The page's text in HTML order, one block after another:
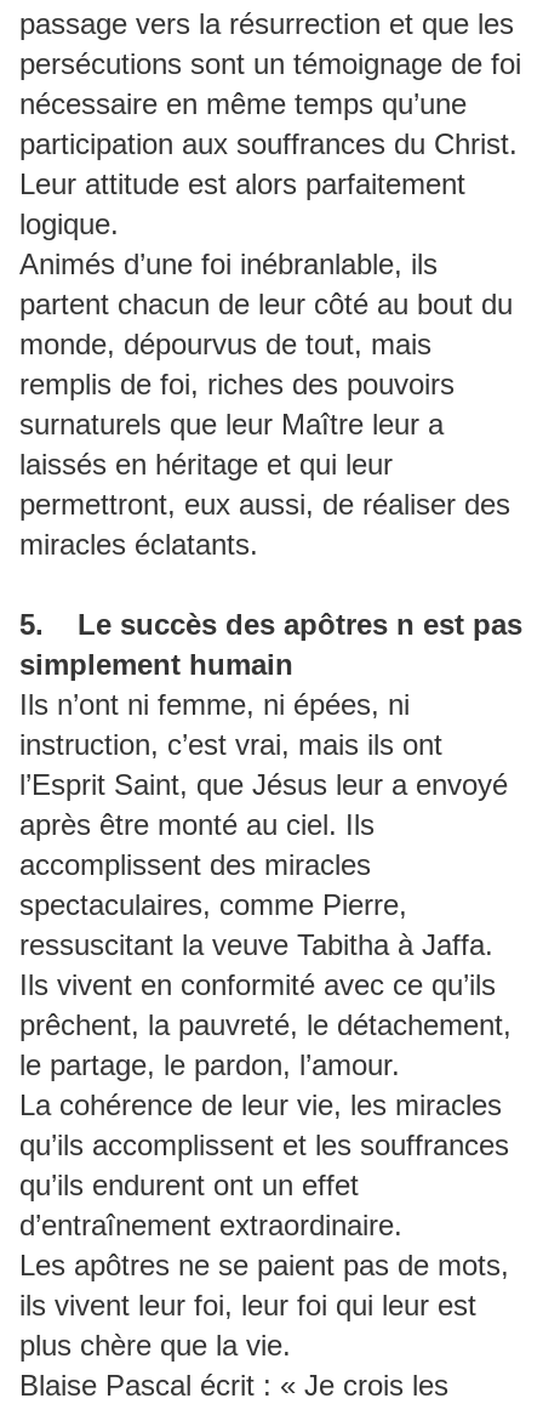
passage vers la résurrection et que les
persécutions sont un témoignage de foi
nécessaire en même temps qu’une
participation aux souffrances du Christ.
Leur attitude est alors parfaitement
logique.
Animés d’une foi inébranlable, ils
partent chacun de leur côté au bout du
monde, dépourvus de tout, mais
remplis de foi, riches des pouvoirs
surnaturels que leur Maître leur a
laissés en héritage et qui leur
permettront, eux aussi, de réaliser des
miracles éclatants.
5. Le succès des apôtres n est pas
simplement humain
Ils n’ont ni femme, ni épées, ni
instruction, c’est vrai, mais ils ont
l’Esprit Saint, que Jésus leur a envoyé
après être monté au ciel. Ils
accomplissent des miracles
spectaculaires, comme Pierre,
ressuscitant la veuve Tabitha à Jaffa.
Ils vivent en conformité avec ce qu’ils
prêchent, la pauvreté, le détachement,
le partage, le pardon, l’amour.
La cohérence de leur vie, les miracles
qu’ils accomplissent et les souffrances
qu’ils endurent ont un effet
d’entraînement extraordinaire.
Les apôtres ne se paient pas de mots,
ils vivent leur foi, leur foi qui leur est
plus chère que la vie.
Blaise Pascal écrit : « Je crois les